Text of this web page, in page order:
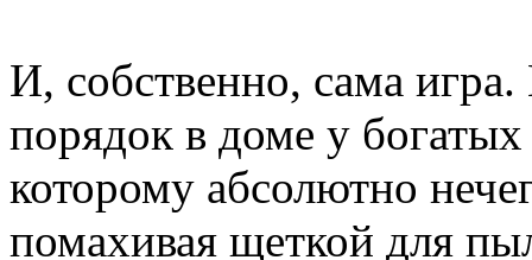
И, собственно, сама
порядок в доме у
которому абсолютно
помахивая щеткой для